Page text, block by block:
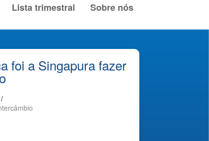
Lista trimestral Sobre nós
foi a Singapura fazer
/